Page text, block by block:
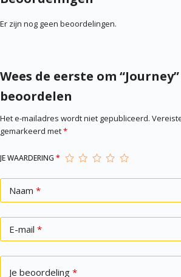
Er zijn nog geen beoordelingen.
Wees de eerste om
beoordelen
Het e-mailadres wordt niet gepubliceerd.
gemarkeerd met*
JE WAARDERING *
Naam *
E-mail *
Je beoordeling *